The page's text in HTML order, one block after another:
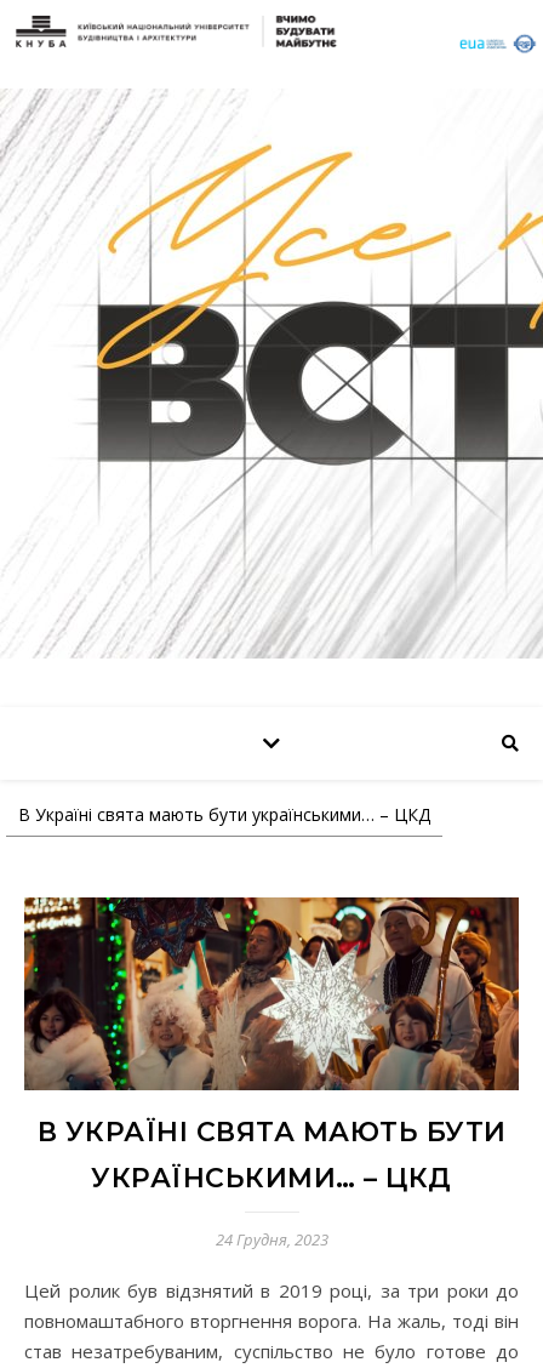
В Україні свята мають бути українськими… – ЦКД
В УКРАЇНІ СВЯТА МАЮТЬ БУТИ
УКРАЇНСЬКИМИ… – ЦКД
24 Грудня, 2023
Цей ролик був відзнятий в 2019 році, за три роки до
повномаштабного вторгнення ворога. На жаль, тоді він
став незатребуваним, суспільство не було готове до